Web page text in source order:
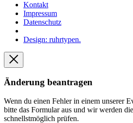
Kontakt
Impressum
Datenschutz
Design: ruhrtypen.
Änderung beantragen
Wenn du einen Fehler in einem unserer
bitte das Formular aus und wir werden
schnellstmöglich prüfen.